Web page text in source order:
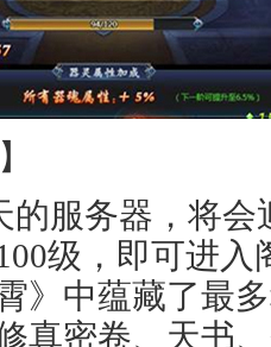
的服务器，将会
级，即可进
》中蕴藏了最
真密卷、天书